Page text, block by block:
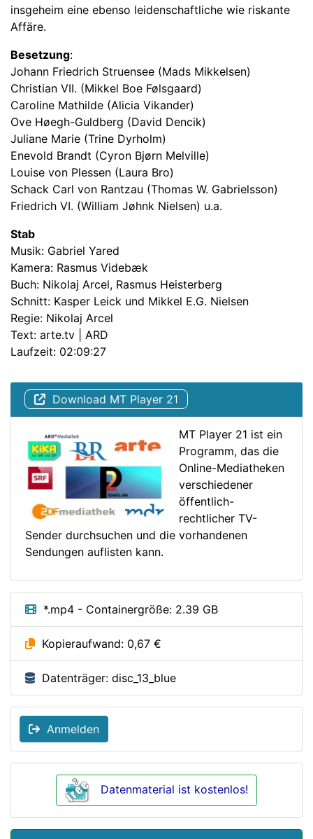
insgeheim eine ebenso leidenschaftliche wie riskante
Affäre.
Besetzung:
Johann Friedrich Struensee (Mads Mikkelsen)
Christian VII. (Mikkel Boe Følsgaard)
Caroline Mathilde (Alicia Vikander)
Ove Høegh-Guldberg (David Dencik)
Juliane Marie (Trine Dyrholm)
Enevold Brandt (Cyron Bjørn Melville)
Louise von Plessen (Laura Bro)
Schack Carl von Rantzau (Thomas W. Gabrielsson)
Friedrich VI. (William Jøhnk Nielsen) u.a.
Stab
Musik: Gabriel Yared
Kamera: Rasmus Videbæk
Buch: Nikolaj Arcel, Rasmus Heisterberg
Schnitt: Kasper Leick und Mikkel E.G. Nielsen
Regie: Nikolaj Arcel
Text: arte.tv | ARD
Laufzeit: 02:09:27
Download MT Player 21
MT Player 21 ist ein
Programm, das die
Online-Mediatheken
verschiedener
öffentlich-
rechtlicher TV-
Sender durchsuchen und die vorhandenen
Sendungen auflisten kann.
*.mp4 - Containergröße: 2.39 GB
Kopieraufwand: 0,67 €
Datenträger: disc_13_blue
Anmelden
Datenmaterial ist kostenlos!